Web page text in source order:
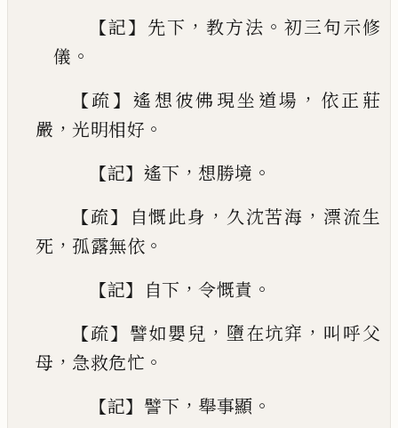
【記】 先下 ， 教方法 。 初三句示修
儀 。
【疏】遙想彼佛現坐道場 ， 依正莊
嚴 ， 光明相好 。
【記】 遙下 ， 想勝境 。
【疏】 自慨此身 ， 久沈苦海 ， 漂流生
死 ， 孤露無依 。
【記】 自下 ， 令慨責 。
【疏】 譬如嬰兒 ， 墮在坑穽 ， 叫呼父
母 ， 急救危忙 。
【記】 譬下 ， 舉事顯 。